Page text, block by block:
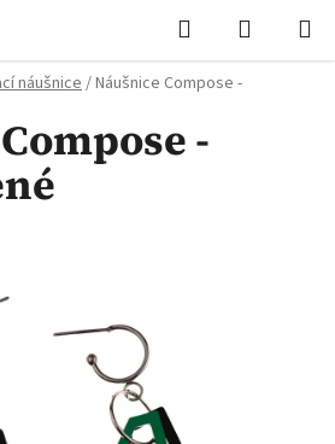
Hledat
KOŠÍK
náušnice/Náušnice Compose -
-